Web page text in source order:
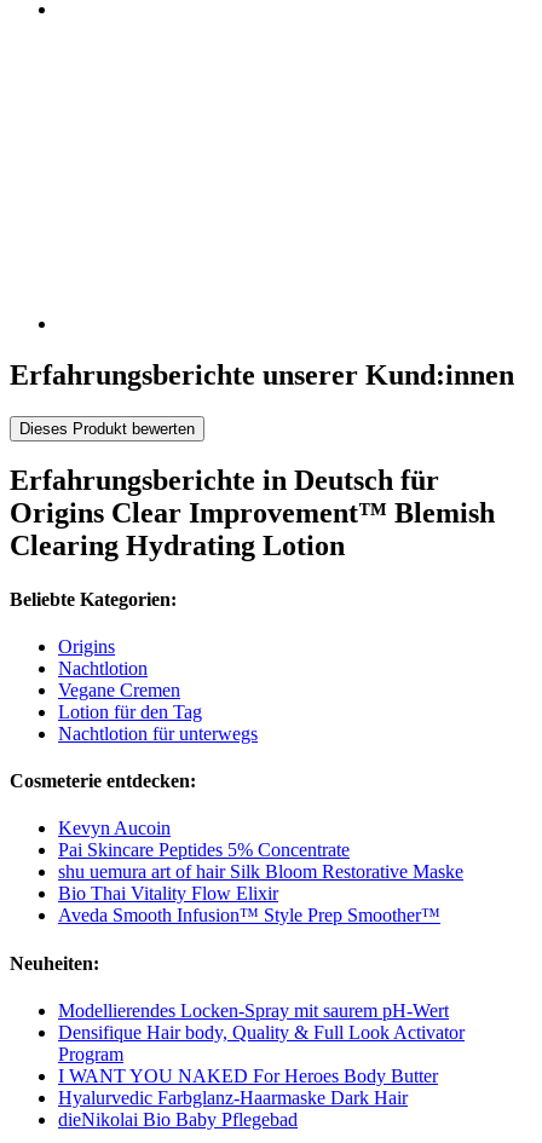
Erfahrungsberichte unserer Kund:innen
Dieses Produkt bewerten
Erfahrungsberichte in Deutsch für
Origins Clear Improvement™ Blemish
Clearing Hydrating Lotion
Beliebte Kategorien:
Origins
Nachtlotion
Vegane Cremen
Lotion für den Tag
Nachtlotion für unterwegs
Cosmeterie entdecken:
Kevyn Aucoin
Pai Skincare Peptides 5% Concentrate
shu uemura art of hair Silk Bloom Restorative Maske
Bio Thai Vitality Flow Elixir
Aveda Smooth Infusion™ Style Prep Smoother™
Neuheiten:
Modellierendes Locken-Spray mit saurem pH-Wert
Densifique Hair body, Quality & Full Look Activator
Program
I WANT YOU NAKED For Heroes Body Butter
Hyalurvedic Farbglanz-Haarmaske Dark Hair
dieNikolai Bio Baby Pflegebad